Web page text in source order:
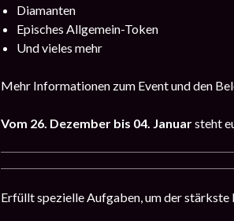
Diamanten
Episches Allgemein-Token
Und vieles mehr
Mehr Informationen zum Event und den
Vom 26. Dezember bis 04. Januarsteht
Erfüllt spezielle Aufgaben, um der stärkste